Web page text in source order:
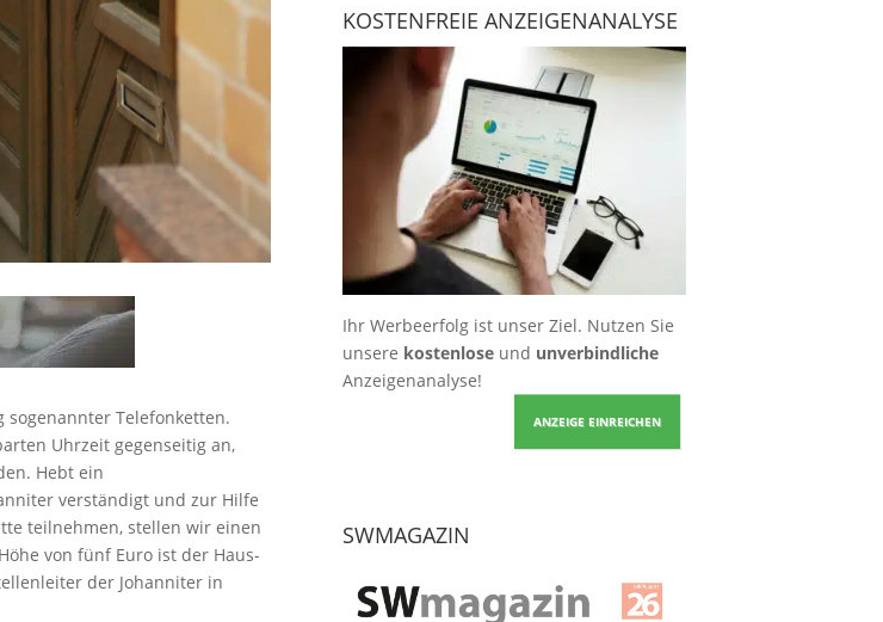
Telefonketten.
Uhrzeit gegenseitig an,
Hebt ein
verständigt und zur Hilfe
teilnehmen, stellen wir einen
von fünf Euro ist der Haus-
der Johanniter in
KOSTENFREIE ANZEIGENANALYSE
Ihr Werbeerfolg ist unser Ziel. Nutzen Sie
unsere kostenloseund unverbindliche
Anzeigenanalyse!
ANZEIGE EINREICHEN
SWMAGAZIN